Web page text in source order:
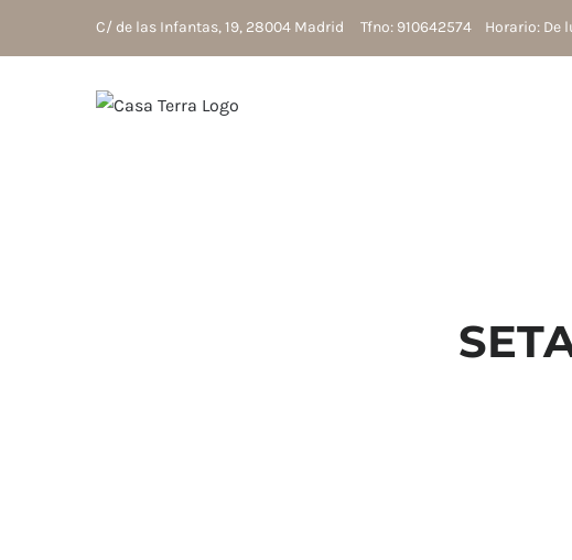
C/ de las Infantas, 19, 28004 Madrid Tfno: 910642574 Horario: De